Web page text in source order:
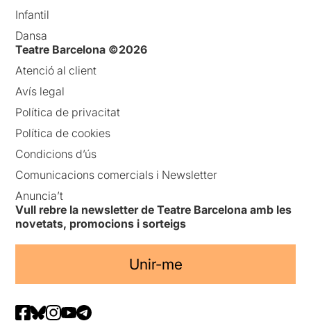
Infantil
Dansa
Teatre Barcelona ©2026
Atenció al client
Avís legal
Política de privacitat
Política de cookies
Condicions d’ús
Comunicacions comercials i Newsletter
Anuncia’t
Vull rebre la newsletter de Teatre Barcelona amb les
novetats, promocions i sorteigs
Unir-me